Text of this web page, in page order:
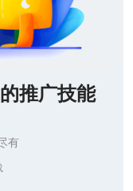
推广技能
有